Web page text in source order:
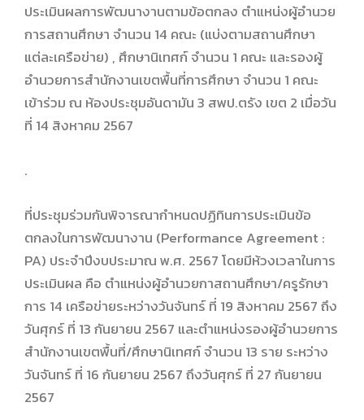
ประเมินผลการพัฒนางานตามข้อตกลง ตำแหน่งผู้อำนวย
การสถานศึกษา จำนวน 14 คณะ (แบ่งตามสถานศึกษา
แต่ละเครือข่าย) , ศึกษานิเทศก์ จำนวน 1 คณะ และรองผู้
อำนวยการสำนักงานเขตพื้นที่การศึกษา จำนวน 1 คณะ
เข้าร่วม ณ ห้องประชุมอันดามัน 3 สพป.ตรัง เขต 2 เมื่อวัน
ที่ 14 สิงหาคม 2567
.
ที่ประชุมร่วมกันพิจารณากำหนดปฏิทินการประเมินข้อ
ตกลงในการพัฒนางาน (Performance Agreement :
PA) ประจำปีงบประมาณ พ.ศ. 2567 โดยมีห้วงเวลาในการ
ประเมินผล คือ ตำแหน่งผู้อำนวยกาสถานศึกษา/ครูรักษา
การ 14 เครือข่ายระหว่างวันจันทร์ ที่ 19 สิงหาคม 2567 ถึง
วันศุกร์ ที่ 13 กันยายน 2567 และตำแหน่งรองผู้อำนวยการ
สำนักงานเขตพื้นที่/ศึกษานิเทศก์ จำนวน 13 ราย ระหว่าง
วันจันทร์ ที่ 16 กันยายน 2567 ถึงวันศุกร์ ที่ 27 กันยายน
2567